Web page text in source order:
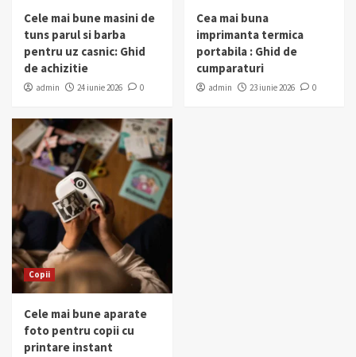
Cele mai bune masini de
tuns parul si barba
pentru uz casnic: Ghid
de achizitie
admin 24 iunie 2026 0
Cea mai buna
imprimanta termica
portabila : Ghid de
cumparaturi
admin 23 iunie 2026 0
Copii
Cele mai bune aparate
foto pentru copii cu
printare instant